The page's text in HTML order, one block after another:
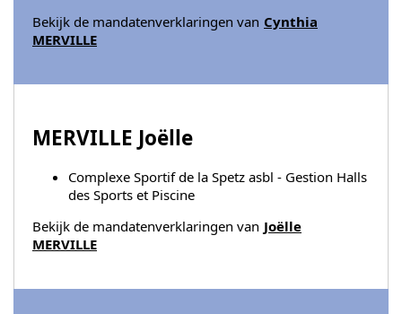
Bekijk de mandatenverklaringen van Cynthia
MERVILLE
MERVILLE Joëlle
Complexe Sportif de la Spetz asbl - Gestion Halls
des Sports et Piscine
Bekijk de mandatenverklaringen van Joëlle
MERVILLE